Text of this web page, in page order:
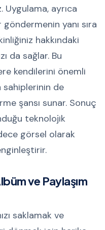
ayrıca
yanı sıra
hakkındaki
da sağlar. Bu
kendilerini önemli
de
şansı sunar. Sonuç
teknolojik
görsel olarak
ve Paylaşım
saklamak ve